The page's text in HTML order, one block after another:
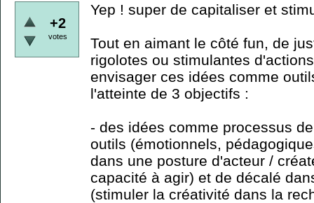
+2
votes
Yep ! super de capitaliser et
Tout en aimant le côté fun, de
rigolotes ou stimulantes
envisager ces idées comme
l'atteinte de 3 objectifs :
- des idées comme processus
outils (émotionnels,
dans une posture d'acteur /
capacité à agir) et de décalé
(stimuler la créativité dans la